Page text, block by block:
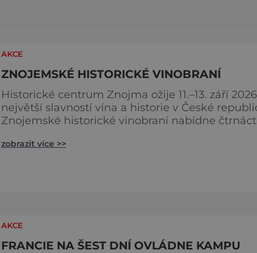
AKCE
ZNOJEMSKÉ HISTORICKÉ VINOBRANÍ
Historické centrum Znojma ožije 11.–13. září 2026
největší slavností vína a historie v České
Znojemské historické vinobraní nabídne čtrnáct
desítky vinařů, velkolepý historický průvod krále
zobrazit více >>
AKCE
FRANCIE NA ŠEST DNÍ OVLÁDNE KAMPU